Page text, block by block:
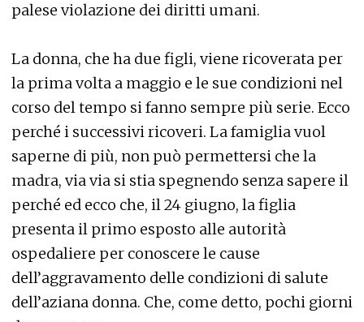
palese violazione dei diritti umani.
La donna, che ha due figli, viene ricoverata per
la prima volta a maggio e le sue condizioni nel
corso del tempo si fanno sempre più serie. Ecco
perché i successivi ricoveri. La famiglia vuol
saperne di più, non può permettersi che la
madra, via via si stia spegnendo senza sapere il
perché ed ecco che, il 24 giugno, la figlia
presenta il primo esposto alle autorità
ospedaliere per conoscere le cause
dell’aggravamento delle condizioni di salute
dell’aziana donna. Che, come detto, pochi giorni